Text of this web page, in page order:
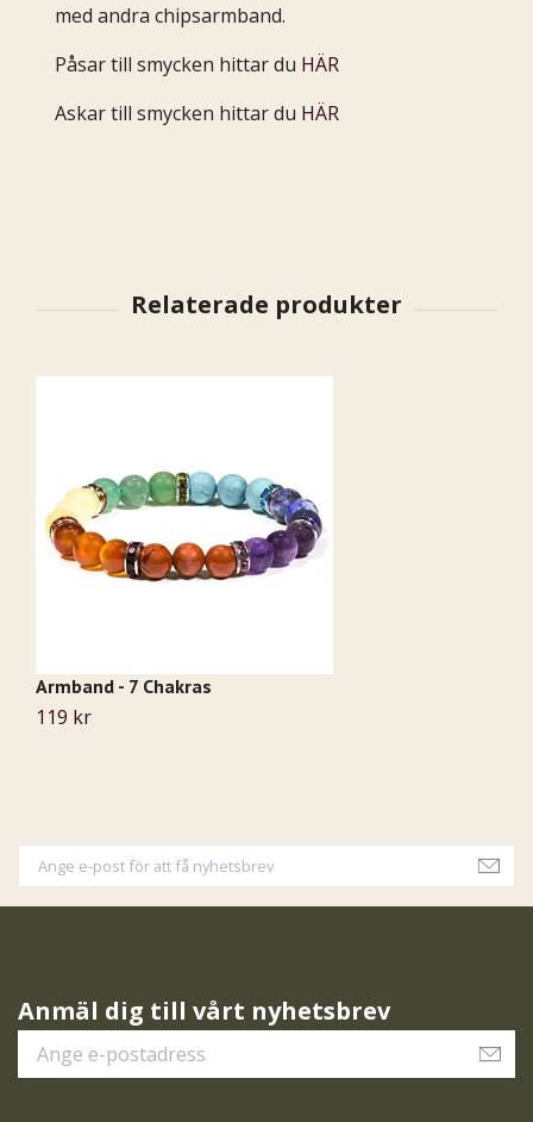
med andra chipsarmband.
Påsar till smycken hittar du HÄR
Askar till smycken hittar du HÄR
Armband - 7 Chakras
119 kr
Anmäl dig till vårt nyhetsbrev